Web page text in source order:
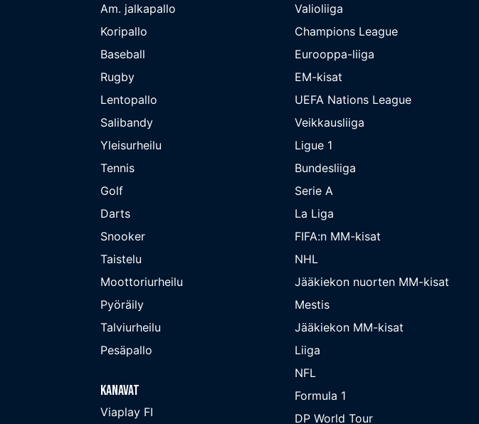
Am. jalkapallo
Koripallo
Baseball
Rugby
Lentopallo
Salibandy
Yleisurheilu
Tennis
Golf
Darts
Snooker
Taistelu
Moottoriurheilu
Pyöräily
Talviurheilu
Pesäpallo
Kanavat
Viaplay FI
Valioliiga
Champions League
Eurooppa-liiga
EM-kisat
UEFA Nations League
Veikkausliiga
Ligue 1
Bundesliiga
Serie A
La Liga
FIFA:n MM-kisat
NHL
Jääkiekon nuorten MM-kisat
Mestis
Jääkiekon MM-kisat
Liiga
NFL
Formula 1
DP World Tour